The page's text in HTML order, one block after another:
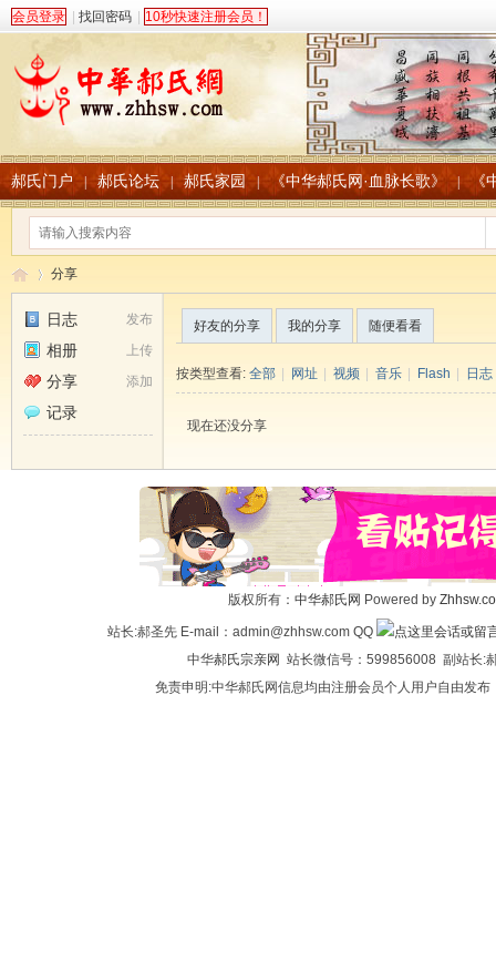
会员登录 找回密码 10秒快速注册会员！
郝氏门户 | 郝氏论坛 | 郝氏家园 | 《中华郝氏网·血脉长歌》 《
分享
发布
日志
上传
相册
添加
分享
记录
好友的分享 我的分享 随便看看
按类型查看: 全部 网址 视频 音乐 Flash 日志
现在还没分享
版权所有： 中华郝氏网 Powered by
站长:郝圣先 E-mail：admin@zhhsw.com QQ
中华郝氏宗亲网 站长微信号：599856008 副站长:
免责申明:中华郝氏网信息均由注册会员个人用户自由发